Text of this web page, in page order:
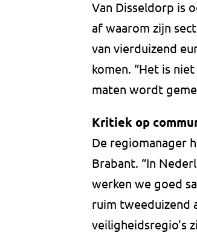
Van Disseldorp is
af waarom zijn
van vierduizend
komen. “Het is
maten wordt
Kritiek op
De regiomanager
Brabant. “In
werken we goed
ruim tweeduizend
veiligheidsregio’s